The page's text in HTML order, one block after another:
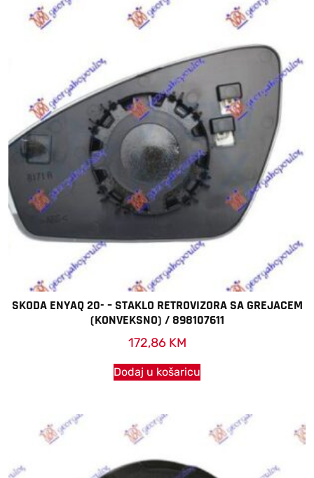
SKODA ENYAQ 20- – STAKLO RETROVIZORA SA GREJACEM
(KONVEKSNO) / 898107611
172,86 KM
Dodaj u košaricu